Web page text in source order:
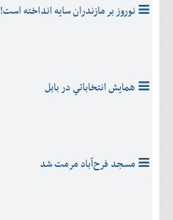
نوروز بر مازندران سايه انداخته است!
همايش انتخاباتي در بابل
مسجد فرح‌آباد مرمت شد